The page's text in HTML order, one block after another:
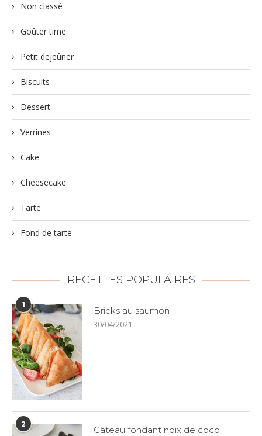
Non classé
Goûter time
Petit dejeûner
Biscuits
Dessert
Verrines
Cake
Cheesecake
Tarte
Fond de tarte
RECETTES POPULAIRES
1
Bricks au saumon
30/04/2021
2
Gâteau fondant noix de coco